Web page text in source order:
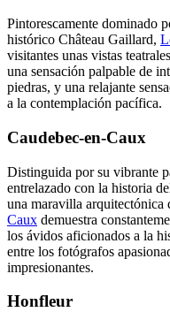
Pintorescamente dominado
histórico Château Gaillard,
visitantes unas vistas
una sensación palpable de
piedras, y una relajante
a la contemplación pacífica.
Caudebec-en-Caux
Distinguida por su vibrante
entrelazado con la historia
una maravilla arquitectónica
Caux demuestra
los ávidos aficionados a la
entre los fotógrafos
impresionantes.
Honfleur